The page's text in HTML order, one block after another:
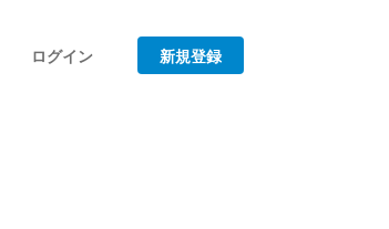
ログイン 新規登録